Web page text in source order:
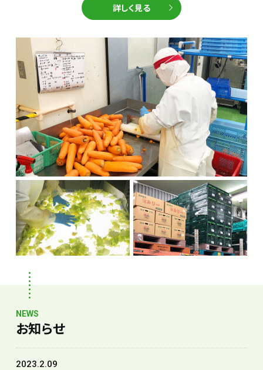
詳しく見る
NEWS
お知らせ
2023.2.09